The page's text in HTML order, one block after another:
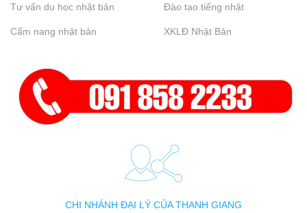
Tư vấn du học nhật bản Đào tạo tiếng nhật
Cẩm nang nhật bản XKLĐ Nhật Bản
CHI NHÁNH ĐẠI LÝ CỦA THANH GIANG